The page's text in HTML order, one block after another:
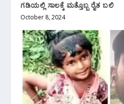
ಗಡಿಯಲ್ಲಿ ಸಾಲಕ್ಕೆ ಮತ್ತೊಬ್ಬ ರೈತ ಬಲಿ
October 8, 2024